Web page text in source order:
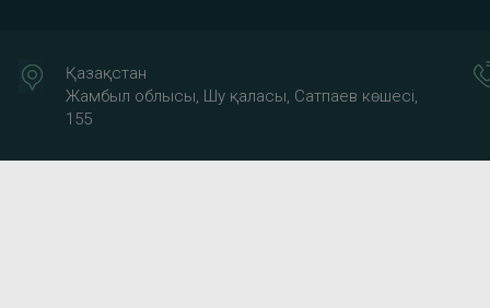
Қазақстан
Жамбыл облысы, Шу қаласы, Сатпаев көшесі,
155